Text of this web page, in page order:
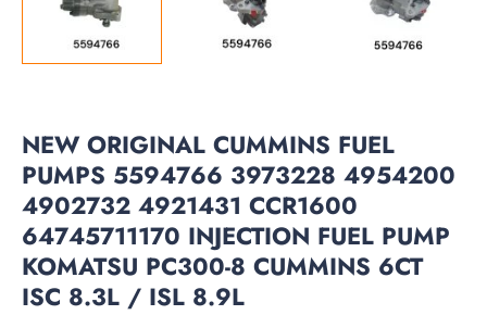
NEW ORIGINAL CUMMINS FUEL
PUMPS 5594766 3973228 4954200
4902732 4921431 CCR1600
64745711170 INJECTION FUEL PUMP
KOMATSU PC300-8 CUMMINS 6CT
ISC 8.3L / ISL 8.9L